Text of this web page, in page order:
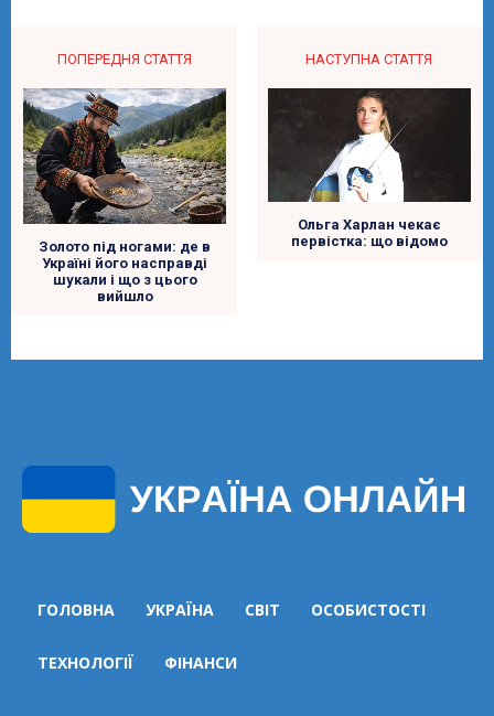
ПОПЕРЕДНЯ СТАТТЯ
Золото під ногами: де в
Україні його насправді
шукали і що з цього
вийшло
НАСТУПНА СТАТТЯ
Ольга Харлан чекає
первістка: що відомо
ГОЛОВНА УКРАЇНА СВІТ ОСОБИСТОСТІ
ТЕХНОЛОГІЇ ФІНАНСИ